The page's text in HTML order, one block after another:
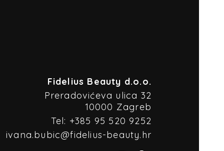
Fidelius Beauty d.o.o.
Preradovićeva ulica 32
10000 Zagreb
Tel: +385 95 520 9252
ivana.bubic@fidelius-beauty.hr